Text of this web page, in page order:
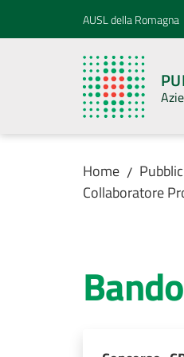
Vai al contenuto
Vai alla navigazioneAUSL della Romagna
Home /
Collaboratore